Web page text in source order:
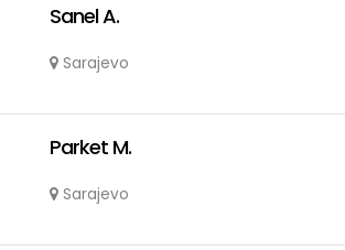
Sanel A.
Sarajevo
Parket M.
Sarajevo